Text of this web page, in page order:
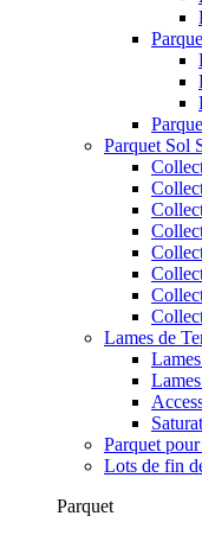
Parquet Sol
Lames de
Parquet
Lots de fin
Parquet